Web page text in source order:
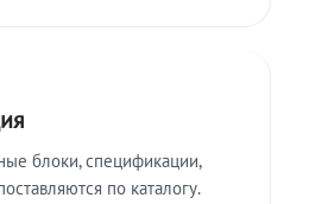
блоки, спецификации,
по каталогу.